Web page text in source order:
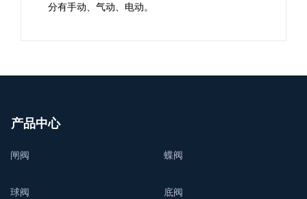
分有手动、气动、电动。
产品中心
闸阀 蝶阀
球阀 底阀